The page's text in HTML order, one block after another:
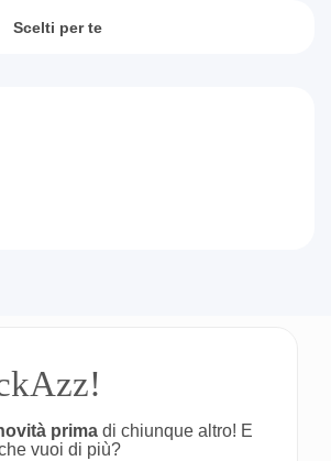
Scelti per te
primadi chiunque altro! E
vuoi di più?